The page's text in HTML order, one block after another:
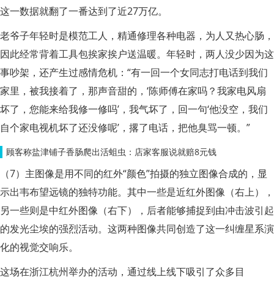
这一数据就翻了一番达到了近27万亿。
老爷子年轻时是模范工人，精通修理各种电器，为人又热心肠，
因此经常背着工具包挨家挨户送温暖。年轻时，两人没少因为这
事吵架，还产生过感情危机：“有一回一个女同志打电话到我们
家里，被我接着了，那声音甜的，‘陈师傅在家吗？我家电风扇
坏了，您能来给我修一修吗’，我气坏了，回一句‘他没空，我们
自个家电视机坏了还没修呢’，撂了电话，把他臭骂一顿。”
顾客称盐津铺子香肠爬出活蛆虫：店家客服说就赔8元钱
（7）主图像是用不同的红外“颜色”拍摄的独立图像合成的，显
示出韦布望远镜的独特功能。其中一些是近红外图像（右上），
另一些则是中红外图像（右下），后者能够捕捉到由冲击波引起
的发光尘埃的强烈活动。这两种图像共同创造了这一纠缠星系演
化的视觉交响乐。
这场在浙江杭州举办的活动，通过线上线下吸引了众多目